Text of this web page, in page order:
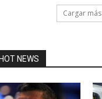
Cargar más
NEWS